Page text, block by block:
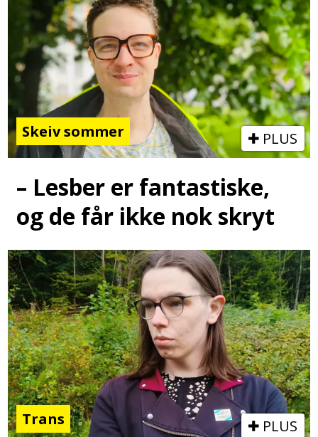
Skeiv sommer PLUS
– Lesber er fantastiske,
og de får ikke nok skryt
Trans PLUS